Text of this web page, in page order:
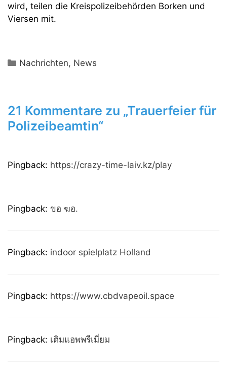
wird, teilen die Kreispolizeibehörden Borken und
Viersen mit.
Kategorien
Nachrichten, News
21 Kommentare zu „Trauerfeier für
Polizeibeamtin“
Pingback: https://crazy-time-laiv.kz/play
Pingback: ขอ ฆอ.
Pingback: indoor spielplatz Holland
Pingback: https://www.cbdvapeoil.space
Pingback: เติมแอพพรีเมี่ยม